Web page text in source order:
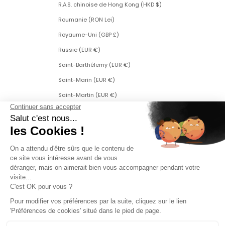
R.A.S. chinoise de Hong Kong (HKD $)
Roumanie (RON Lei)
Royaume-Uni (GBP £)
Russie (EUR €)
Saint-Barthélemy (EUR €)
Saint-Marin (EUR €)
Saint-Martin (EUR €)
Saint-Martin (partie néerlandaise) (ANG ƒ)
Saint-Pierre-et-Miquelon (EUR €)
Singapour (SGD $)
Slovaquie (EUR €)
Slovénie (EUR €)
Suède (SEK kr)
Suisse (CHF CHF)